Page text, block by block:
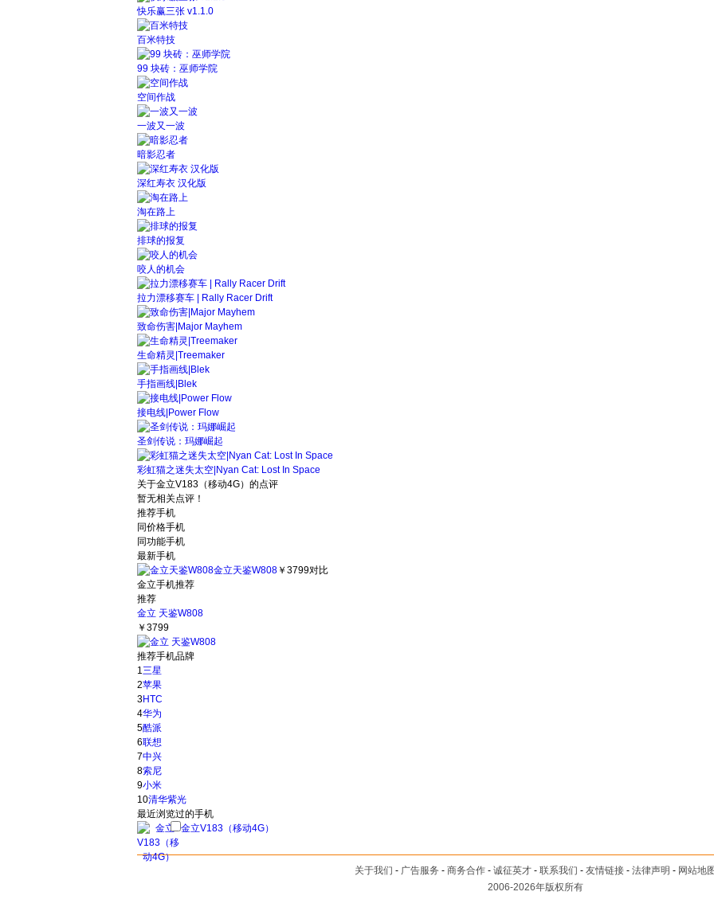
快乐赢三张 v1.1.0
百米特技
99 块砖：巫师学院
空间作战
一波又一波
暗影忍者
深红寿衣 汉化版
淘在路上
排球的报复
咬人的机会
拉力漂移赛车 | Rally Racer Drift
致命伤害|Major Mayhem
生命精灵|Treemaker
手指画线|Blek
接电线|Power Flow
圣剑传说：玛娜崛起
彩虹猫之迷失太空|Nyan Cat: Lost In Space
关于金立V183（移动4G） 的点评
暂无相关点评！
推荐手机
同价格手机
同功能手机
最新手机
金立天鉴W808 ￥3799对比
金立手机推荐
推荐
金立 天鉴W808
￥3799
推荐手机品牌
1三星
2苹果
3HTC
4华为
5酷派
6联想
7中兴
8索尼
9小米
10清华紫光
最近浏览过的手机
金立V183（移动4G）
关于我们 - 广告服务 - 商务合作 - 诚征英才 - 联系我们 - 友情链接 - 法律声明 - 网站地图
2006-2026年版权所有